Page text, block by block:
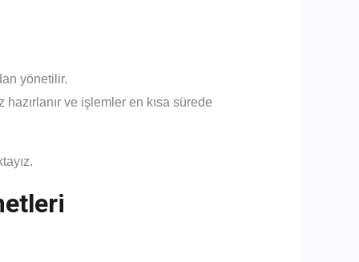
yönetilir.
ve işlemler en kısa sürede